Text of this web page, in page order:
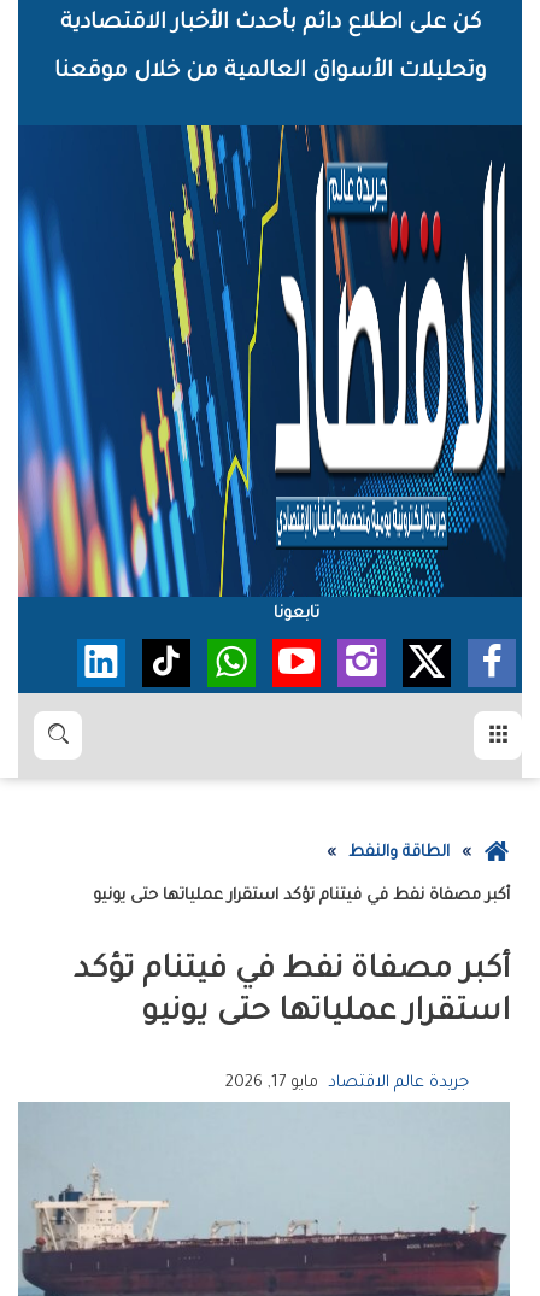
الرئيسي
كن على اطلاع دائم بأحدث الأخبار الاقتصادية
وتحليلات الأسواق العالمية من خلال موقعنا
تابعونا
بحث
عودة
الطاقة والنفط
أكبر مصفاة نفط في فيتنام تؤكد استقرار عملياتها حتى يونيو
أكبر مصفاة نفط في فيتنام تؤكد
استقرار عملياتها حتى يونيو
جريدة عالم الاقتصاد مايو 17, 2026